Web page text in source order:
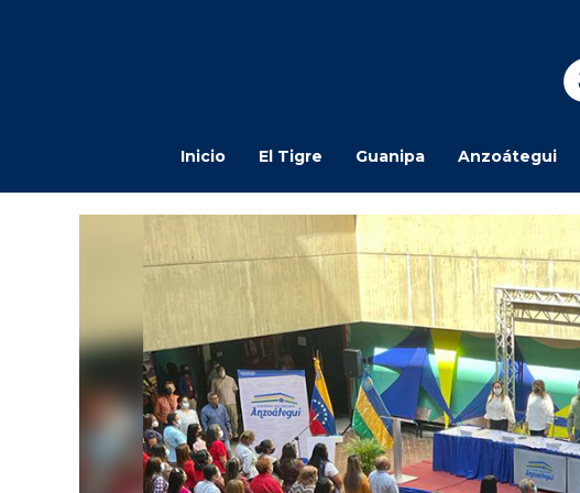
Inicio El Tigre Guanipa Anzoátegui